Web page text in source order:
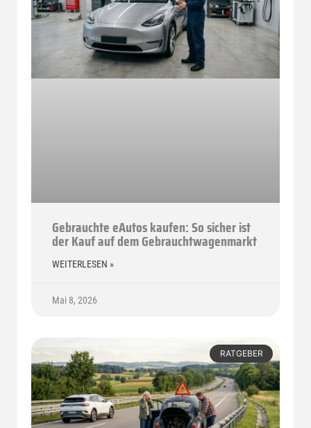
Gebrauchte eAutos kaufen: So sicher ist
der Kauf auf dem Gebrauchtwagenmarkt
WEITERLESEN »
Mai 8, 2026
RATGEBER